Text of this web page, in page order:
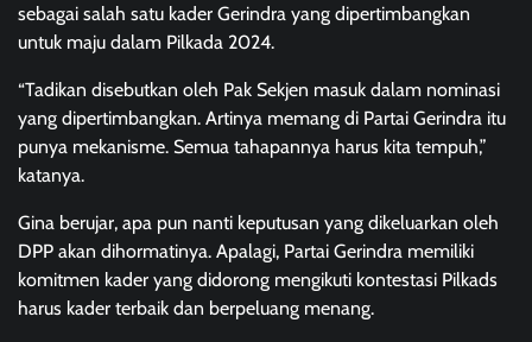
sebagai salah satu kader Gerindra yang dipertimbangkan
untuk maju dalam Pilkada 2024.
“Tadikan disebutkan oleh Pak Sekjen masuk dalam nominasi
yang dipertimbangkan. Artinya memang di Partai Gerindra itu
punya mekanisme. Semua tahapannya harus kita tempuh,”
katanya.
Gina berujar, apa pun nanti keputusan yang dikeluarkan oleh
DPP akan dihormatinya. Apalagi, Partai Gerindra memiliki
komitmen kader yang didorong mengikuti kontestasi Pilkads
harus kader terbaik dan berpeluang menang.